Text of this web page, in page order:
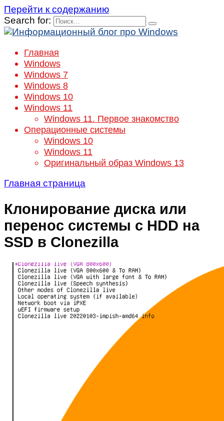
Перейти к содержанию
Search for:
Главная
Windows
Windows 7
Windows 8
Windows 10
Windows 11
Windows 11. Первое знакомство
Операционные системы
Windows 10
Windows 11
Оригинальный образ Windows 13
Главная страница
Клонирование диска или
перенос системы с HDD на
SSD в Clonezilla